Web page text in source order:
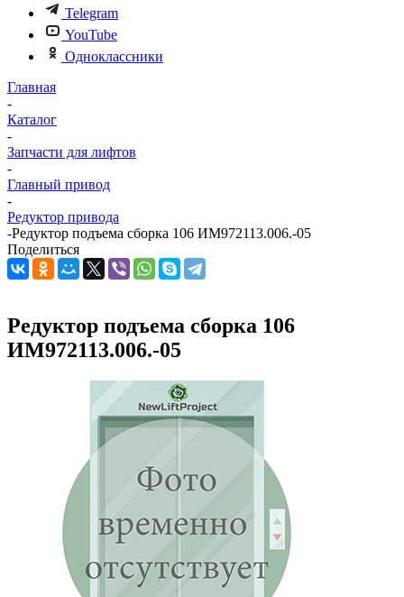
Telegram
YouTube
Одноклассники
Главная
-
Каталог
-
Запчасти для лифтов
-
Главный привод
-
Редуктор привода
-Редуктор подъема сборка 106 ИМ972113.006.-05
Поделиться
Редуктор подъема сборка 106
ИМ972113.006.-05